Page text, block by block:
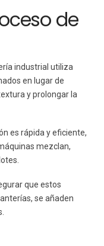
de
industrial utiliza
en lugar de
y prolongar la
es rápida y eficiente,
mezclan,
que estos
se añaden